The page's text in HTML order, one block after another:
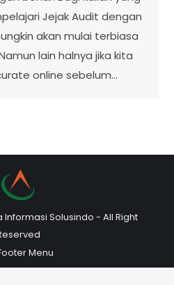
Jejak Audit dengan
akan mulai terbiasa
lain halnya jika kita
online sebelum…
Informasi Solusindo - All Right
Menu